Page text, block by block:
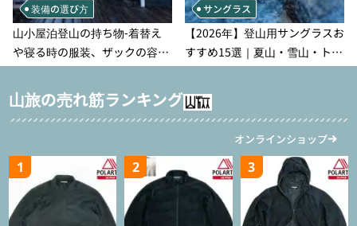
装備の選び方
山小屋泊登山の持ち物‐着替え
や寝る時の服装、ザックの容量
などを徹底紹介！1泊2日、2泊3
日用のリスト付き
サングラス
【2026年】登山用サングラスお
すすめ15選｜夏山・雪山・トレ
ラン別、シーンで選ぶ失敗しな
山旅の売れ筋ランキング
オンラインショップ
1 2 3